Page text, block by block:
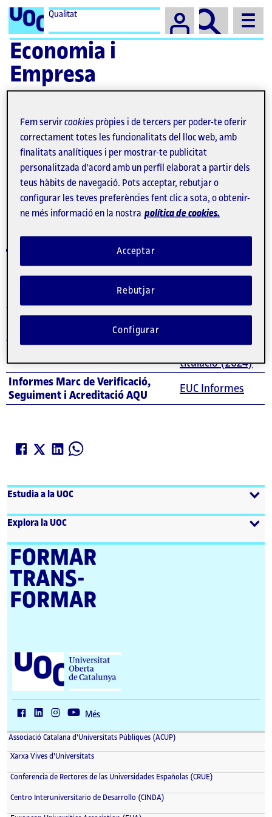
Qualitat Campus
Economia i
Empresa
Màster Universitari en
Sostenibilitat i Gestió de la
Responsabilitat Social
Avaluació
Registre d'Universitats, Centres i
titulació (2024)
Informes Marc de Verificació,
Seguiment i Acreditació AQU
EUC Informes
Estudia a la UOC
Explora la UOC
FORMAR
TRANS­
FORMAR
U
e
i
t
a
O
e
Més
Associació Catalana d'Universitats Públiques (ACUP)
Xarxa Vives d'Universitats
Conferencia de Rectores de las Universidades Españolas (CRUE)
Centro Interuniversitario de Desarrollo (CINDA)
Fem servircookies pròpies i de tercers per poder-te oferir
correctament totes les funcionalitats del lloc web, amb
finalitats analítiques i per mostrar-te publicitat
personalitzada d'acord amb un perfil elaborat a partir dels
teus hàbits de navegació. Pots acceptar, rebutjar o
configurar les teves preferències fent clic a sota, o obtenir-
ne més informació en la nostra política de cookies.
Rebutjar
Acceptar
Configurar